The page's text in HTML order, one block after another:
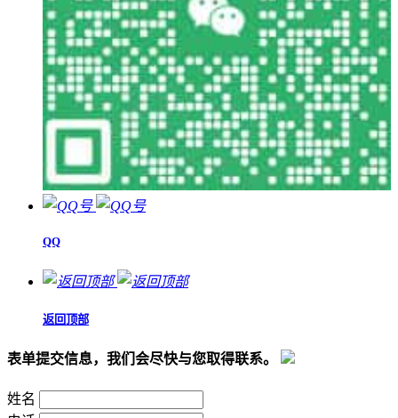
QQ
返回顶部
表单提交信息，我们会尽快与您取得联系。
姓名